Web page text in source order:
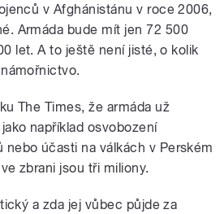
v Afghánistánu v roce 2006,
Armáda bude mít jen 72 500
let. A to ještě není jisté, o kolik
The Times, že armáda už
například osvobození
nebo účasti na válkách v Perském
zbrani jsou tři miliony.
a zda jej vůbec půjde za